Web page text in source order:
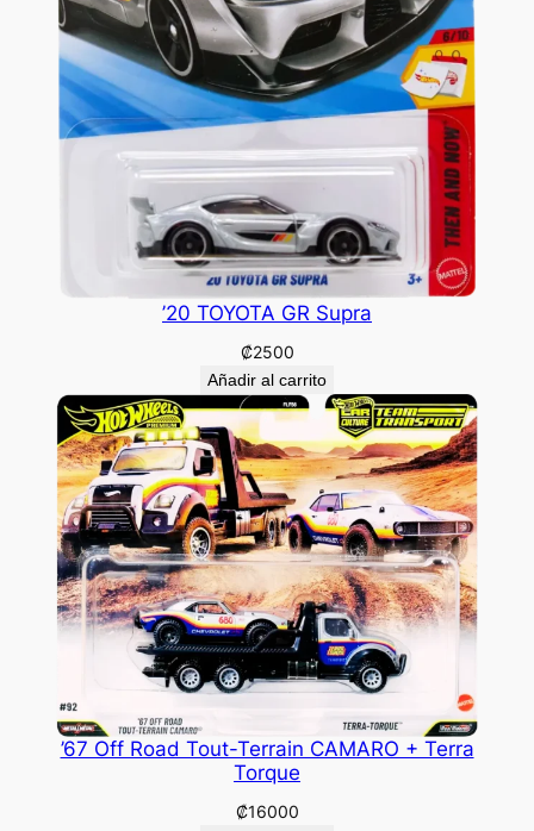
’20 TOYOTA GR Supra
₡2500
Añadir al carrito
’67 Off Road Tout-Terrain CAMARO + Terra
Torque
₡16000